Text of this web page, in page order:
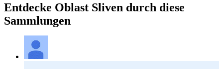
Entdecke Oblast Sliven durch diese
Sammlungen